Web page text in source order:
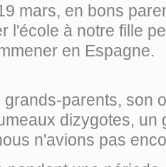
mars, en bons
l'école à notre fille
en Espagne.
parents, son
dizygotes, un
n'avions pas